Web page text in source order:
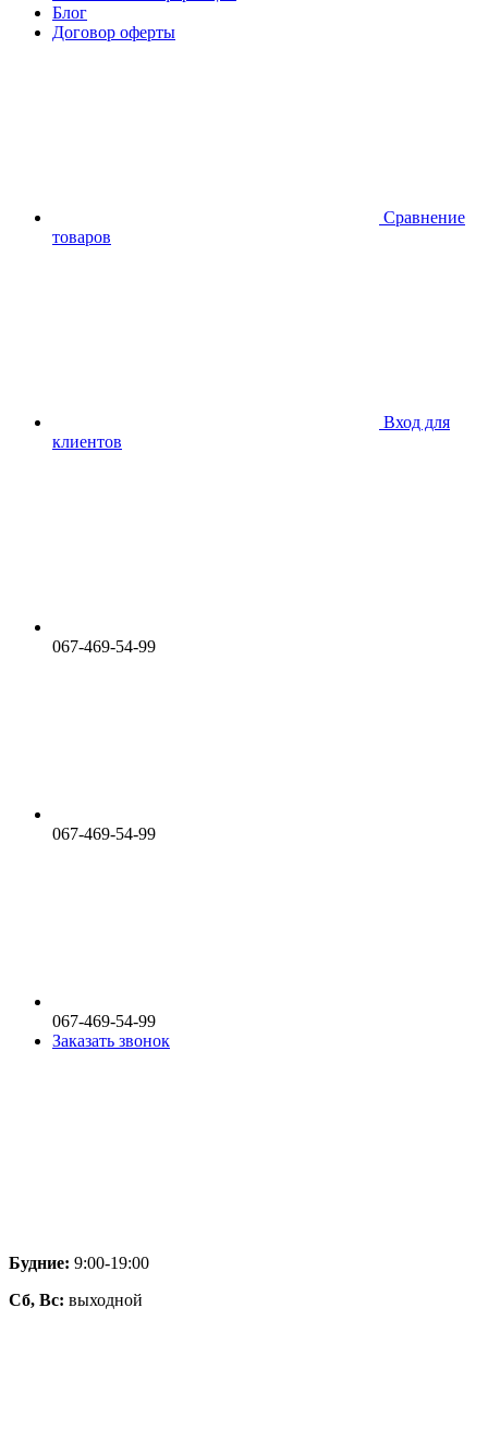
Блог
Договор оферты
Сравнение
товаров
Вход для
клиентов
067-469-54-99
067-469-54-99
067-469-54-99
Заказать звонок
Будние: 9:00-19:00
Сб, Вс: выходной